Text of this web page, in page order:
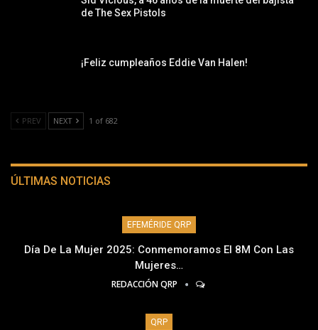
de The Sex Pistols
¡Feliz cumpleaños Eddie Van Halen!
PREV NEXT 1 of 682
ÚLTIMAS NOTICIAS
EFEMÉRIDE QRP
Día De La Mujer 2025: Conmemoramos El 8M Con Las
Mujeres…
REDACCIÓN QRP
QRP